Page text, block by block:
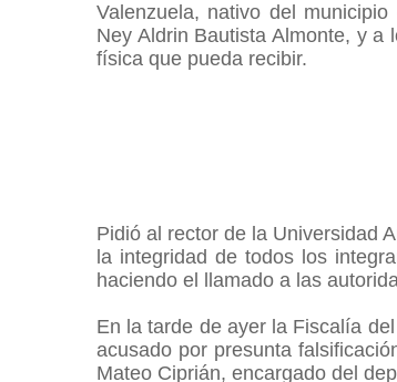
Valenzuela, nativo del
Ney Aldrin Bautista Almonte, y a
física que pueda recibir.
Pidió al rector de la Universidad
la integridad de todos los
haciendo el llamado a las
En la tarde de ayer la Fiscalía
acusado por presunta
Mateo Ciprián, encargado del